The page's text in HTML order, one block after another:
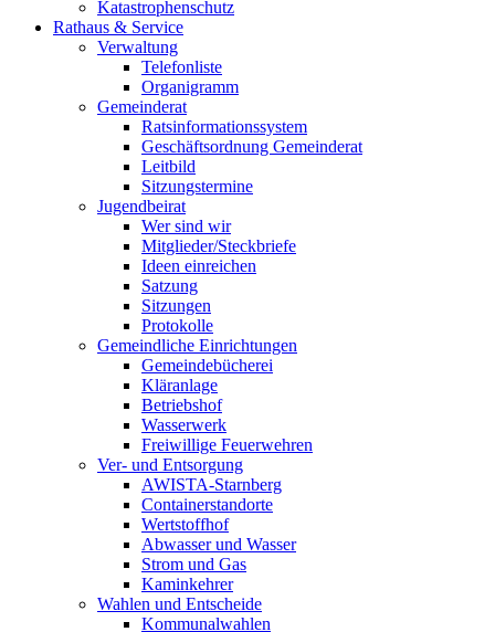
Katastrophenschutz
Rathaus & Service
Verwaltung
Telefonliste
Organigramm
Gemeinderat
Ratsinformationssystem
Geschäftsordnung Gemeinderat
Leitbild
Sitzungstermine
Jugendbeirat
Wer sind wir
Mitglieder/Steckbriefe
Ideen einreichen
Satzung
Sitzungen
Protokolle
Gemeindliche Einrichtungen
Gemeindebücherei
Kläranlage
Betriebshof
Wasserwerk
Freiwillige Feuerwehren
Ver- und Entsorgung
AWISTA-Starnberg
Containerstandorte
Wertstoffhof
Abwasser und Wasser
Strom und Gas
Kaminkehrer
Wahlen und Entscheide
Kommunalwahlen